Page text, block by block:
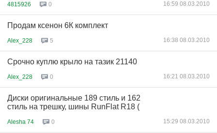
4815926 0 16:59 08.03.2010
Продам ксенон 6К комплект
Alex_228 5 16:38 08.03.2010
Срочно куплю крыло на тазик 21140
Alex_228 0 16:21 08.03.2010
Диски оригинальные 189 стиль и 162
стиль на трешку, шины RunFlat R18 (
Alesha 74 0 15:29 08.03.2010